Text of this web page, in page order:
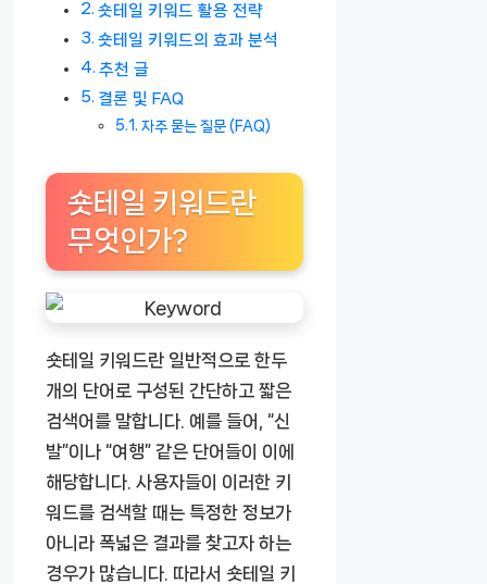
숏테일 키워드 활용 전략
숏테일 키워드의 효과 분석
추천 글
결론 및 FAQ
자주 묻는 질문 (FAQ)
숏테일 키워드란
무엇인가?
숏테일 키워드란 일반적으로 한두
개의 단어로 구성된 간단하고 짧은
검색어를 말합니다. 예를 들어, “신
발”이나 “여행” 같은 단어들이 이에
해당합니다. 사용자들이 이러한 키
워드를 검색할 때는 특정한 정보가
아니라 폭넓은 결과를 찾고자 하는
경우가 많습니다. 따라서 숏테일 키